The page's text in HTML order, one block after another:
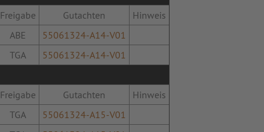
Freigabe Gutachten Hinweis
ABE
55061324-A14-V01
TGA
55061324-A14-V01
Freigabe Gutachten
Hinweis
TGA
55061324-A15-V01